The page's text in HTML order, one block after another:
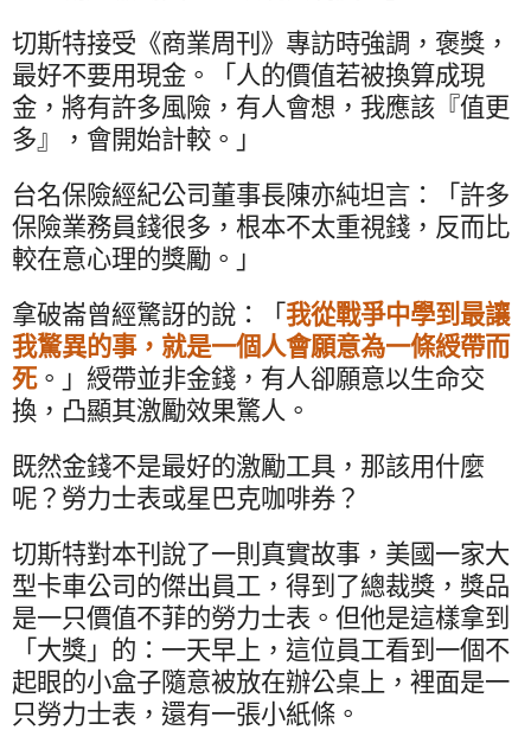
切斯特接受《商業周刊》專訪時強調，褒獎，
最好不要用現金。「人的價值若被換算成現
金，將有許多風險，有人會想，我應該『值更
多』，會開始計較。」
台名保險經紀公司董事長陳亦純坦言：「許多
保險業務員錢很多，根本不太重視錢，反而比
較在意心理的獎勵。」
拿破崙曾經驚訝的說：「 我從戰爭中學到最讓
我驚異的事，就是一個人會願意為一條綬帶而
死。」綬帶並非金錢，有人卻願意以生命交
換，凸顯其激勵效果驚人。
既然金錢不是最好的激勵工具，那該用什麼
呢？勞力士表或星巴克咖啡券？
切斯特對本刊說了一則真實故事，美國一家大
型卡車公司的傑出員工，得到了總裁獎，獎品
是一只價值不菲的勞力士表。但他是這樣拿到
「大獎」的：一天早上，這位員工看到一個不
起眼的小盒子隨意被放在辦公桌上，裡面是一
只勞力士表，還有一張小紙條。